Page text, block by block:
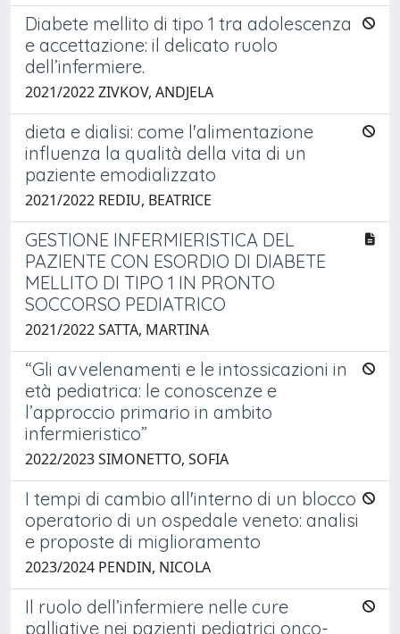
Diabete mellito di tipo 1 tra adolescenza
e accettazione: il delicato ruolo
dell’infermiere.
2021/2022 ZIVKOV, ANDJELA
dieta e dialisi: come l'alimentazione
influenza la qualità della vita di un
paziente emodializzato
2021/2022 REDIU, BEATRICE
GESTIONE INFERMIERISTICA DEL
PAZIENTE CON ESORDIO DI DIABETE
MELLITO DI TIPO 1 IN PRONTO
SOCCORSO PEDIATRICO
2021/2022 SATTA, MARTINA
“Gli avvelenamenti e le intossicazioni in
età pediatrica: le conoscenze e
l’approccio primario in ambito
infermieristico”
2022/2023 SIMONETTO, SOFIA
I tempi di cambio all'interno di un blocco
operatorio di un ospedale veneto: analisi
e proposte di miglioramento
2023/2024 PENDIN, NICOLA
Il ruolo dell’infermiere nelle cure
palliative nei pazienti pediatrici onco-